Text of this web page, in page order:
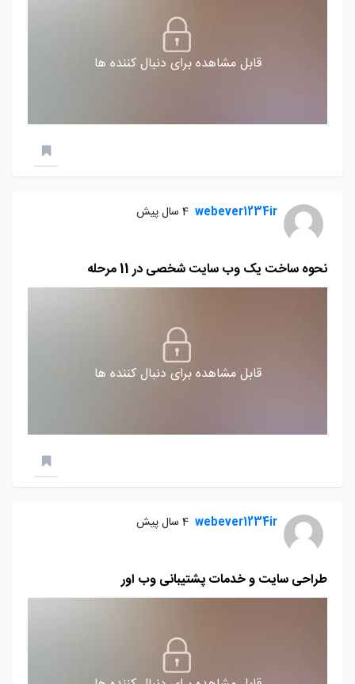
قابل مشاهده برای دنبال کننده ها
webever1234ir 4 سال پیش
نحوه ساخت یک وب سایت شخصی در 11 مرحله
قابل مشاهده برای دنبال کننده ها
webever1234ir 4 سال پیش
طراحی سایت و خدمات پشتیبانی وب اور